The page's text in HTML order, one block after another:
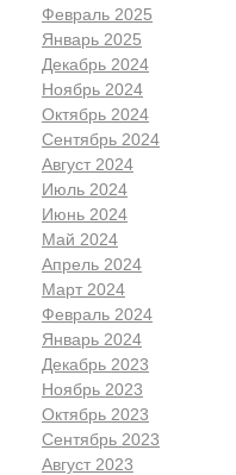
Февраль 2025
Январь 2025
Декабрь 2024
Ноябрь 2024
Октябрь 2024
Сентябрь 2024
Август 2024
Июль 2024
Июнь 2024
Май 2024
Апрель 2024
Март 2024
Февраль 2024
Январь 2024
Декабрь 2023
Ноябрь 2023
Октябрь 2023
Сентябрь 2023
Август 2023